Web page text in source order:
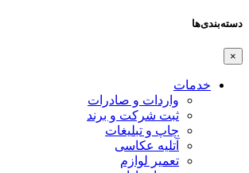
دسته‌بندی‌ها
×
خدمات
واردات و صادرات
ثبت شرکت و برند
چاپ و تبلیغات
آتلیه عکاسی
تعمیر لوازم